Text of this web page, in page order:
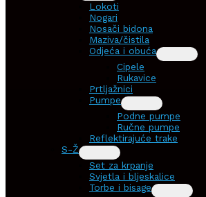
Lokoti
Nogari
Nosači bidona
Maziva/čistila
Odjeća i obuća
Cipele
Rukavice
Prtljažnici
Pumpe
Podne pumpe
Ručne pumpe
Reflektirajuće trake
S-Ž
Set za krpanje
Svjetla i bljeskalice
Torbe i bisage